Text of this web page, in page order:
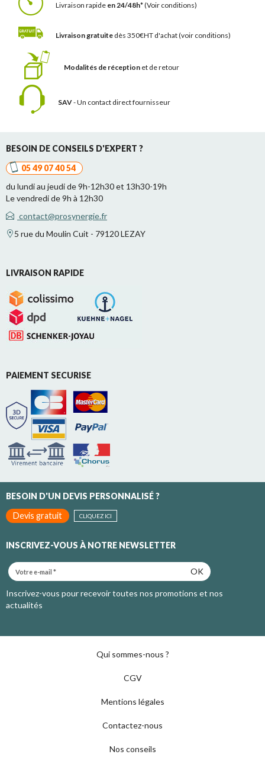
Livraison rapide en 24/48h*(Voir conditions)
Livraison gratuite dès 350€HT d'achat(voir conditions)
Modalités de réception et de retour
SAV- Un contact direct fournisseur
BESOIN DE CONSEILS D'EXPERT ?
05 49 07 40 54
du lundi au jeudi de 9h-12h30 et 13h30-19h
Le vendredi de 9h à 12h30
contact@prosynergie.fr
5 rue du Moulin Cuit - 79120 LEZAY
LIVRAISON RAPIDE
PAIEMENT SECURISE
BESOIN D'UN DEVIS PERSONNALISÉ ?
Devis gratuit
CLIQUEZ ICI
INSCRIVEZ-VOUS À NOTRE NEWSLETTER
OK
Inscrivez-vous pour recevoir toutes nos promotions et nos
actualités
Qui sommes-nous ?
CGV
Mentions légales
Contactez-nous
Nos conseils